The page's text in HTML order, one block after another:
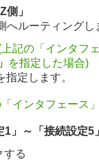
側」
へルーティングし
上記の「インタフ
を指定した場合)
定します。
インタフェース」
1」～「接続設定5」
する